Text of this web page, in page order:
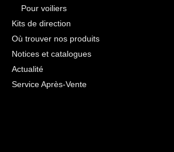
Pour voiliers
Kits de direction
Où trouver nos produits
Notices et catalogues
Actualité
Service Après-Vente